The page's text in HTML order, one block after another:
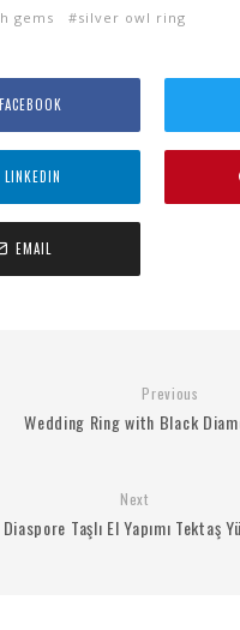
gems
silver owl ring
FACEBOOK
LINKEDIN
EMAIL
Previous
Wedding Ring with Black
Next
Diaspore Taşlı El Yapımı Tektaş